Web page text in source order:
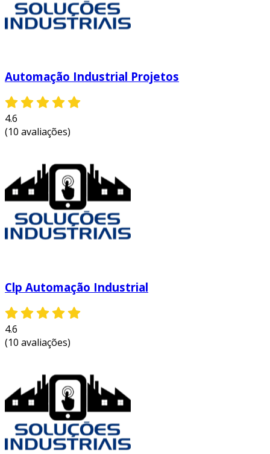
Automação Industrial Projetos
4.6
(10 avaliações)
Clp Automação Industrial
4.6
(10 avaliações)